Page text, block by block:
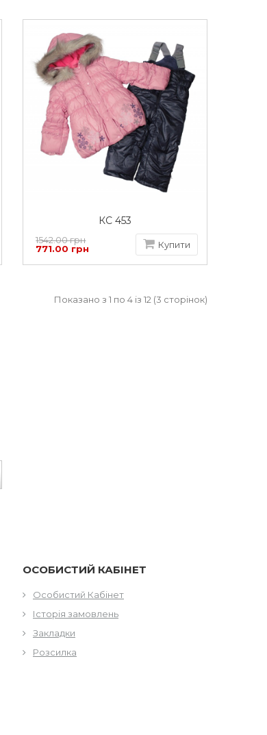
КС 453
1542.00 грн
771.00 грн
Купити
Показано з 1 по 4 із 12 (3 сторінок)
ОСОБИСТИЙ КАБІНЕТ
Особистий Кабінет
Історія замовлень
Закладки
Розсилка